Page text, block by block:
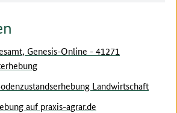
Genesis-Online - 41271
Landwirtschaft
auf praxis-agrar.de